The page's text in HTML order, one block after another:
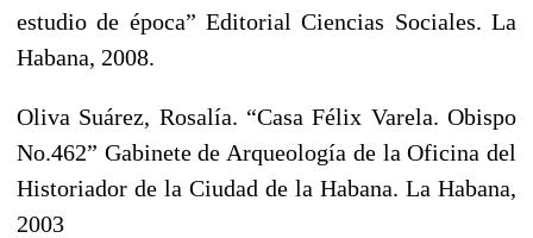
estudio de época” Editorial Ciencias Sociales. La
Habana, 2008.
Oliva Suárez, Rosalía. “Casa Félix Varela. Obispo
No.462” Gabinete de Arqueología de la Oficina del
Historiador de la Ciudad de la Habana. La Habana,
2003